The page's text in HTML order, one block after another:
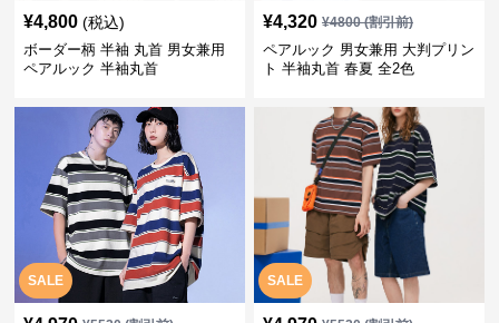
¥4,800 (税込)
ボーダー柄 半袖 丸首 男女兼用
ペアルック 半袖丸首
¥4,320 ¥4800(割引前)
ペアルック 男女兼用 大判プリン
ト 半袖丸首 春夏 全2色
SALE SALE